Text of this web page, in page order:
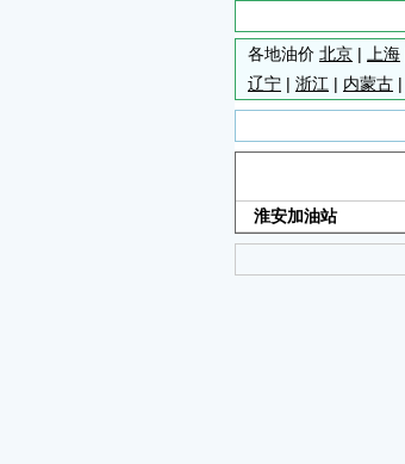
各地油价 北京 | 上海
辽宁 | 浙江 | 内蒙古 |
淮安加油站